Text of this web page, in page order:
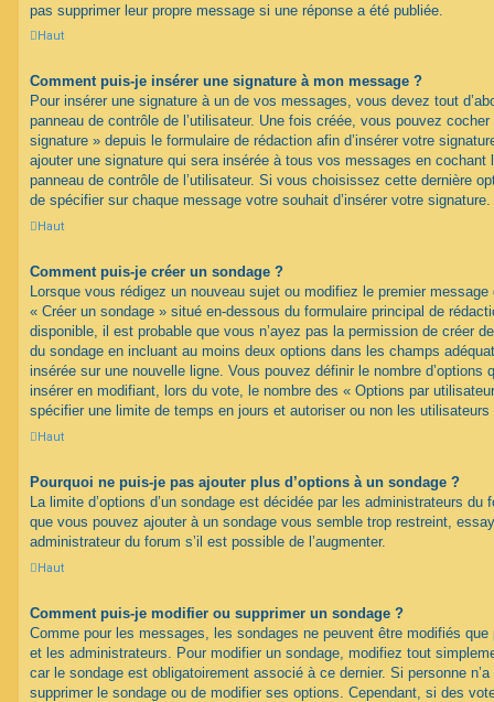
pas supprimer leur propre message si une réponse a été publiée.
Haut
Comment puis-je insérer une signature à mon message ?
Pour insérer une signature à un de vos messages, vous devez tout
panneau de contrôle de l’utilisateur. Une fois créée, vous pouvez
signature » depuis le formulaire de rédaction afin d’insérer votre
ajouter une signature qui sera insérée à tous vos messages en cochant
panneau de contrôle de l’utilisateur. Si vous choisissez cette dernière
de spécifier sur chaque message votre souhait d’insérer votre signature.
Haut
Comment puis-je créer un sondage ?
Lorsque vous rédigez un nouveau sujet ou modifiez le premier message
« Créer un sondage » situé en-dessous du formulaire principal de
disponible, il est probable que vous n’ayez pas la permission de créer
du sondage en incluant au moins deux options dans les champs
insérée sur une nouvelle ligne. Vous pouvez définir le nombre d’options
insérer en modifiant, lors du vote, le nombre des « Options par
spécifier une limite de temps en jours et autoriser ou non les
Haut
Pourquoi ne puis-je pas ajouter plus d’options à un sondage ?
La limite d’options d’un sondage est décidée par les administrateurs du
que vous pouvez ajouter à un sondage vous semble trop restreint,
administrateur du forum s’il est possible de l’augmenter.
Haut
Comment puis-je modifier ou supprimer un sondage ?
Comme pour les messages, les sondages ne peuvent être modifiés que
et les administrateurs. Pour modifier un sondage, modifiez tout
car le sondage est obligatoirement associé à ce dernier. Si personne
supprimer le sondage ou de modifier ses options. Cependant, si des